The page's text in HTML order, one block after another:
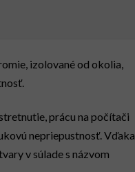
izolované od okolia,
prácu na počítači
nepriepustnosť. Vďaka
v súlade s názvom